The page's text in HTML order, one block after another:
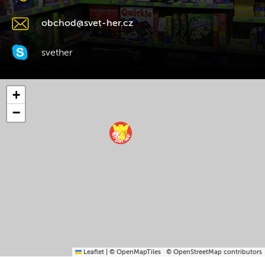
obchod@svet-her.cz
svether
+
−
Leaflet © OpenMapTiles © OpenStreetMap contributors